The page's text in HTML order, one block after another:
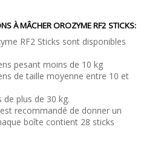
À MÂCHER OROZYME RF2 STICKS:
RF2 Sticks sont disponibles
pesant moins de 10 kg
de taille moyenne entre 10 et
de plus de 30 kg.
recommandé de donner un
boîte contient 28 sticks